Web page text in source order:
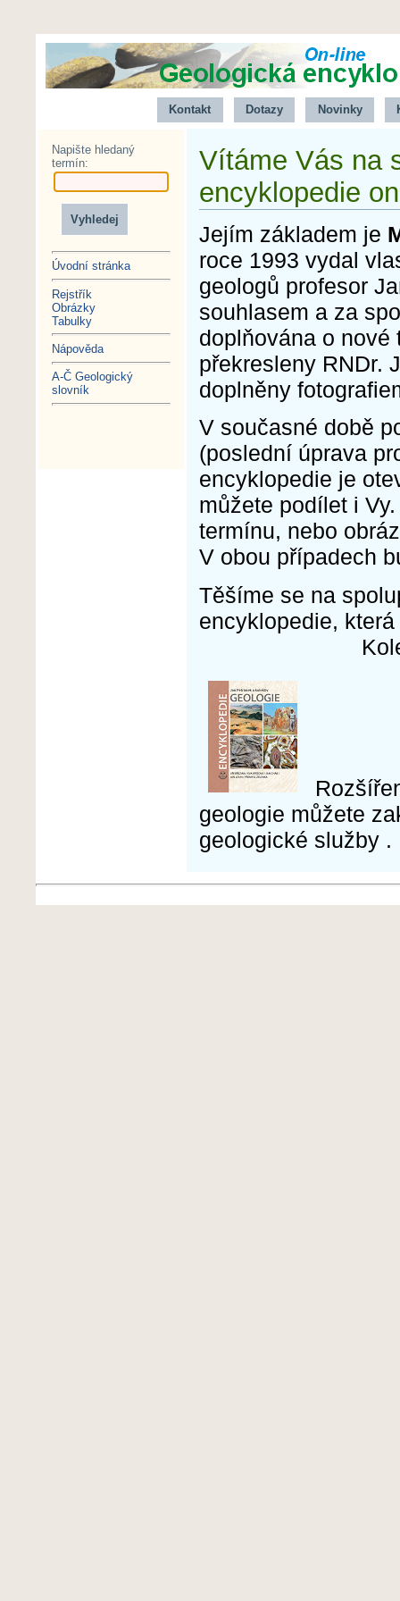
Kontakt Dotazy Novinky
Napište hledaný
termín:
Úvodní stránka
Rejstřík
Obrázky
Tabulky
Nápověda
A-Č Geologický
slovník
Vítáme Vás na
encyklopedie
Jejím základem je
roce 1993 vydal
geologů profesor
souhlasem a za
doplňována o
překresleny RNDr.
doplněny
V současné době
(poslední úprava
encyklopedie je
můžete podílet i
termínu, nebo
V obou případech
Těšíme se na
encyklopedie,
Kolektiv
geologie můžete
geologické služby .